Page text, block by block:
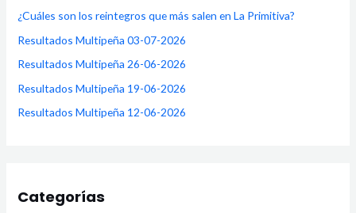
¿Cuáles son los reintegros que más salen en La Primitiva?
Resultados Multipeña 03-07-2026
Resultados Multipeña 26-06-2026
Resultados Multipeña 19-06-2026
Resultados Multipeña 12-06-2026
Categorías